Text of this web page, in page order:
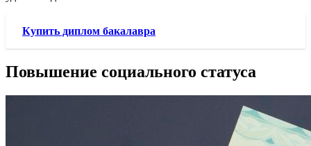
Купить диплом бакалавра
Повышение социального статуса